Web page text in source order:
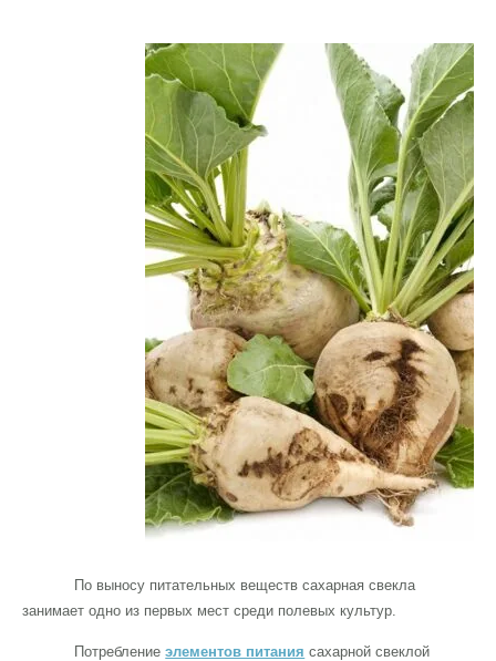
По выносу питательных веществ сахарная свекла
занимает одно из первых мест среди полевых культур.
Потреблениеэлементов питания сахарной свеклой